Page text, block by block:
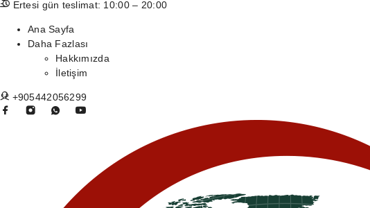
Ertesi gün teslimat: 10:00 – 20:00
Ana Sayfa
Daha Fazlası
Hakkımızda
İletişim
+905442056299